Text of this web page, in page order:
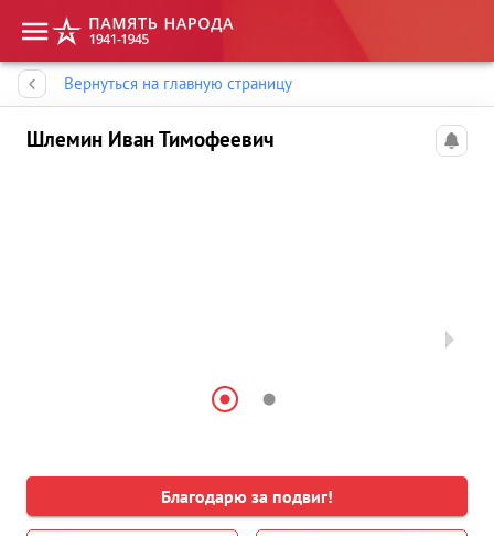
Вернуться на главную страницу
Шлемин Иван Тимофеевич
Благодарю за подвиг!
Память народа